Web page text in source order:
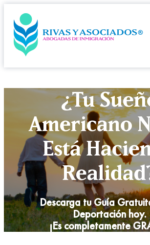
¿Tu
Americano
Está
Descarga tu Guía
Deportación hoy.
¡Es completamente